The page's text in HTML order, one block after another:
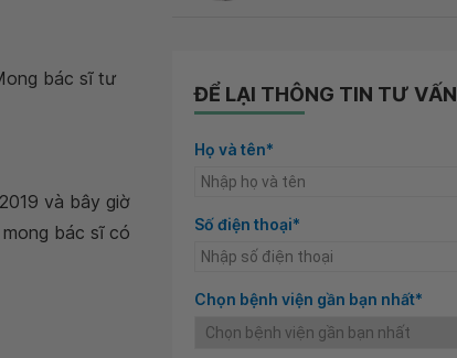
bác sĩ tư
và bây giờ
bác sĩ có
ĐỂ LẠI THÔNG TIN TƯ VẤN
Họ và tên*
Số điện thoại*
Chọn bệnh viện gần bạn nhất*